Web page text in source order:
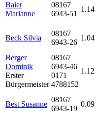
Baier
Marianne
08167
6943-51
1.14
Beck Silvia
08167
6943-26
1.04
Berger
Dominik
Erster
Bürgermeister
08167
6943-46
0171
4788152
1.12
Best Susanne
08167
6943-19
0.09